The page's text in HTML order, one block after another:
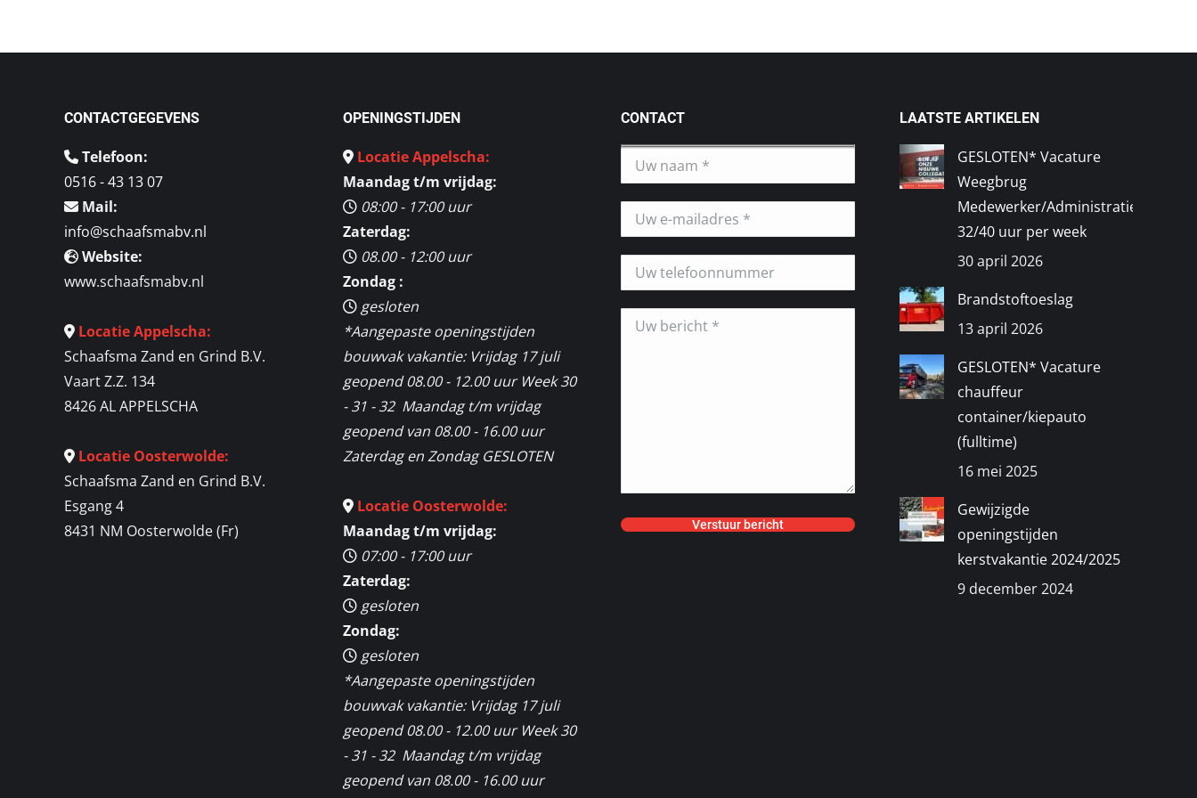
CONTACTGEGEVENS
Telefoon:
0516 - 43 13 07
Mail:
info@schaafsmabv.nl
Website:
www.schaafsmabv.nl
Locatie Appelscha:
Schaafsma Zand en Grind B.V.
Vaart Z.Z. 134
8426 AL APPELSCHA
Locatie Oosterwolde:
Schaafsma Zand en Grind B.V.
Esgang 4
8431 NM Oosterwolde (Fr)
OPENINGSTIJDEN
Locatie Appelscha:
Maandag t/m vrijdag:
08:00 - 17:00 uur
Zaterdag:
08.00 - 12:00 uur
Zondag :
gesloten
*Aangepaste openingstijden
bouwvak vakantie: Vrijdag 17 juli
geopend 08.00 - 12.00 uur Week 30
- 31 - 32 Maandag t/m vrijdag
geopend van 08.00 - 16.00 uur
Zaterdag en Zondag GESLOTEN
Locatie Oosterwolde:
Maandag t/m vrijdag:
07:00 - 17:00 uur
Zaterdag:
gesloten
Zondag:
gesloten
*Aangepaste openingstijden
bouwvak vakantie: Vrijdag 17 juli
geopend 08.00 - 12.00 uur Week 30
- 31 - 32 Maandag t/m vrijdag
geopend van 08.00 - 16.00 uur
CONTACT LAATSTE ARTIKELEN
GESLOTEN* Vacature
Weegbrug
Medewerker/Administratief
32/40 uur per week
30 april 2026
Brandstoftoeslag
13 april 2026
GESLOTEN* Vacature
chauffeur
container/kiepauto
(fulltime)
16 mei 2025
Gewijzigde
openingstijden
kerstvakantie 2024/2025
9 december 2024